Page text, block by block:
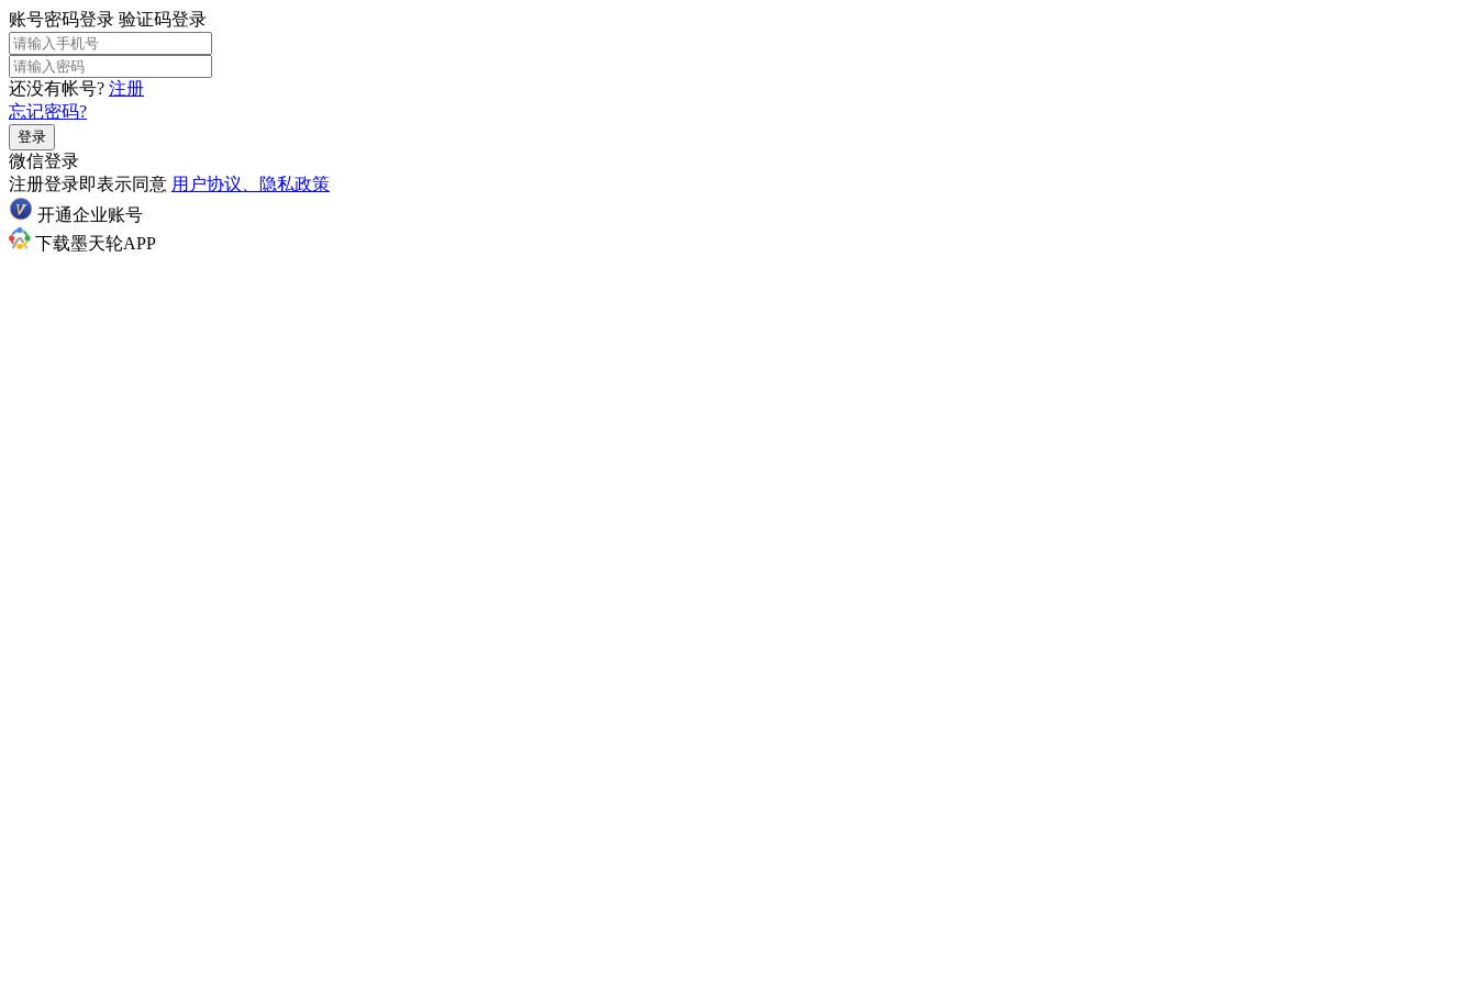
账号密码登录 验证码登录
还没有帐号? 注册
忘记密码?
登录
微信登录
注册登录即表示同意 用户协议、隐私政策
开通企业账号
下载墨天轮APP